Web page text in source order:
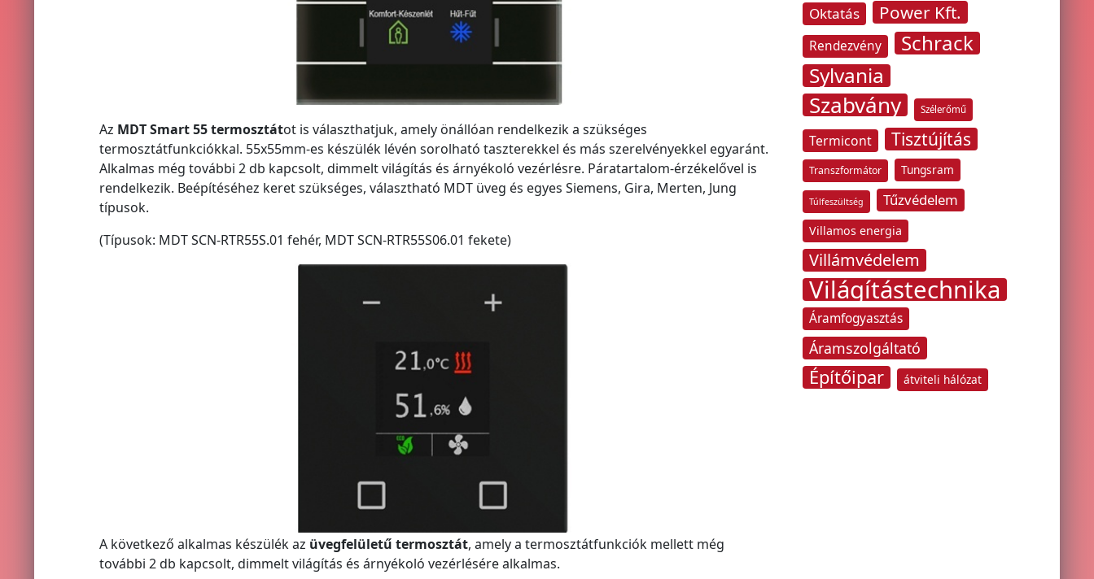
Az MDT Smart 55 termosztátot is választhatjuk, amely önállóan rendelkezik a szükséges
termosztátfunkciókkal. 55x55mm-es készülék lévén sorolható taszterekkel és más szerelvényekkel egyaránt.
Alkalmas még további 2 db kapcsolt, dimmelt világítás és árnyékoló vezérlésre. Páratartalom-érzékelővel is
rendelkezik. Beépítéséhez keret szükséges, választható MDT üveg és egyes Siemens, Gira, Merten, Jung
típusok.
(Típusok: MDT SCN-RTR55S.01 fehér, MDT SCN-RTR55S06.01 fekete)
A következő alkalmas készülék az üvegfelületű termosztát, amely a termosztátfunkciók mellett még
további 2 db kapcsolt, dimmelt világítás és árnyékoló vezérlésére alkalmas.
Oktatás Power Kft.
Rendezvény
Schrack
Sylvania
Szabvány Szélerőmű
Termicont Tisztújítás
Transzformátor Tungsram
Túlfeszültség Tűzvédelem
Villamos energia
Villámvédelem
Világítástechnika
Áramfogyasztás
Áramszolgáltató
Építőipar átviteli hálózat